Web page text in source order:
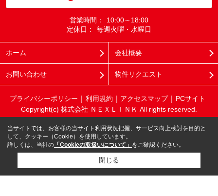
営業時間：
10:00～18:00
定休日：
毎週火曜・水曜日
ホーム 会社概要
お問い合わせ 物件リクエスト
プライバシーポリシー 利用規約 アクセスマップ
PCサイト
Copyright(c) 株式会社 ＮＥＸＬＩＮＫ All rights reserved.
当サイトでは、お客様の当サイト利用状況把握、サービス向上検討を目的と
して、クッキー（Cookie）を使用しています。
詳しくは、当社の 「Cookieの取扱いについて」 をご確認ください。
閉じる